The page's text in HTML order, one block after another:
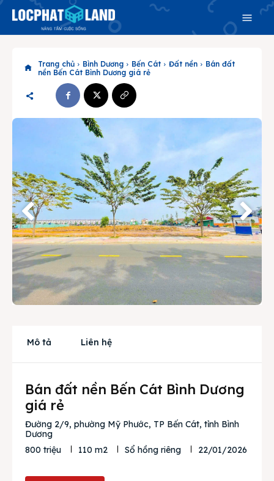
Search
Phiên bản cập nhật V3
& tìm kiếm nhanh chóng hơn
Trang chủ
Dự án
Mua bán
Cho thuê
Liên hệ
Search
Trang chủ Bình Dương Bến Cát Đất nền
Bán đất
nền Bến Cát Bình Dương giá rẻ
Mô tả Liên hệ
Bán đất nền Bến Cát Bình Dương
giá rẻ
Đường 2/9, phường Mỹ Phước, TP Bến Cát, tỉnh Bình
Dương
800 triệu
110 m2 Sổ hồng riêng 22/01/2026